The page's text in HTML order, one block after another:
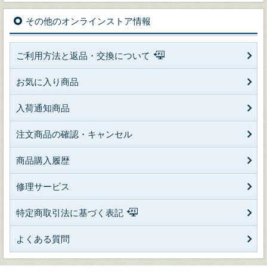
その他のオンラインストア情報
ご利用方法と返品・交換について
お気に入り商品
入荷通知商品
注文商品の確認・キャンセル
商品購入履歴
修理サービス
特定商取引法に基づく表記
よくある質問